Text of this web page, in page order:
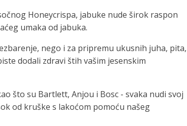
Honeycrispa, jabuke nude širok raspon
umaka od jabuka.
nego i za pripremu ukusnih juha, pita,
dodali zdravi štih vašim jesenskim
što su Bartlett, Anjou i Bosc - svaka nudi svoj
od kruške s lakoćom pomoću našeg